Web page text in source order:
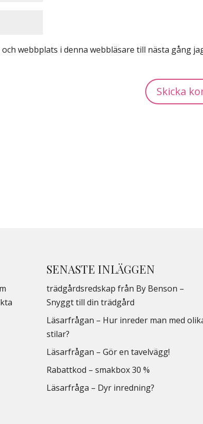
webbplats i denna webbläsare till nästa gång
SENASTE INLÄGGEN
trädgårdsredskap från By Benson –
Snyggt till din trädgård
Läsarfrågan – Hur inreder man med
stilar?
Läsarfrågan – Gör en tavelvägg!
Rabattkod – smakbox 30 %
Läsarfråga – Dyr inredning?